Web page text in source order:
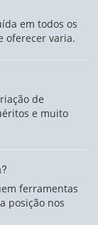
em todos os
oferecer varia.
de
e muito
ferramentas
posição nos